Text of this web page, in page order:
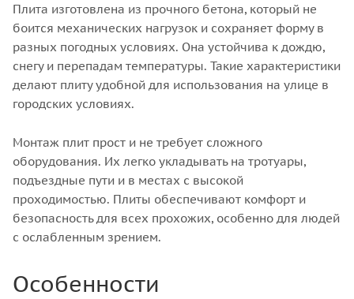
Плита изготовлена из прочного бетона, который не
боится механических нагрузок и сохраняет форму в
разных погодных условиях. Она устойчива к дождю,
снегу и перепадам температуры. Такие характеристики
делают плиту удобной для использования на улице в
городских условиях.
Монтаж плит прост и не требует сложного
оборудования. Их легко укладывать на тротуары,
подъездные пути и в местах с высокой
проходимостью. Плиты обеспечивают комфорт и
безопасность для всех прохожих, особенно для людей
с ослабленным зрением.
Особенности